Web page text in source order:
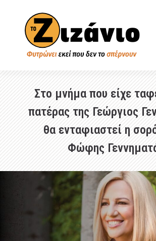
Στο μνήμα που είχε
πατέρας της Γεώργιος
θα ενταφιαστεί η
Φώφης